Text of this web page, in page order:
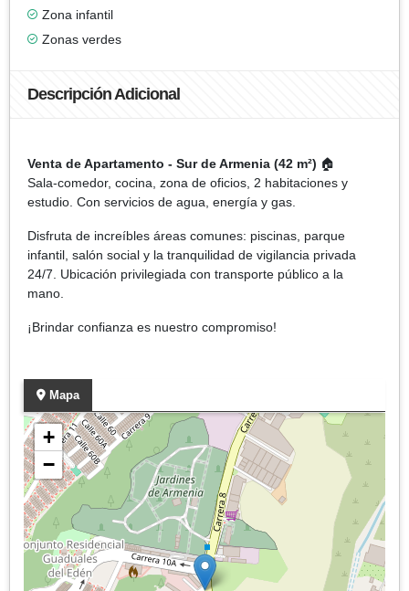
Zona infantil
Zonas verdes
Descripción Adicional
Venta de Apartamento - Sur de Armenia (42 m²) 🏠
Sala-comedor, cocina, zona de oficios, 2 habitaciones y
estudio. Con servicios de agua, energía y gas.
Disfruta de increíbles áreas comunes: piscinas, parque
infantil, salón social y la tranquilidad de vigilancia privada
24/7. Ubicación privilegiada con transporte público a la
mano.
¡Brindar confianza es nuestro compromiso!
Mapa
+
−